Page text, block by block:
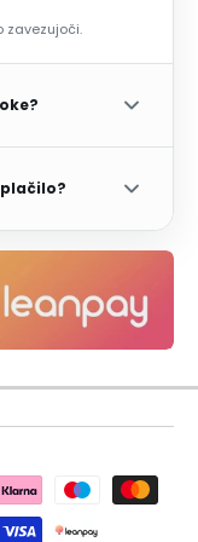
zavezujoči.